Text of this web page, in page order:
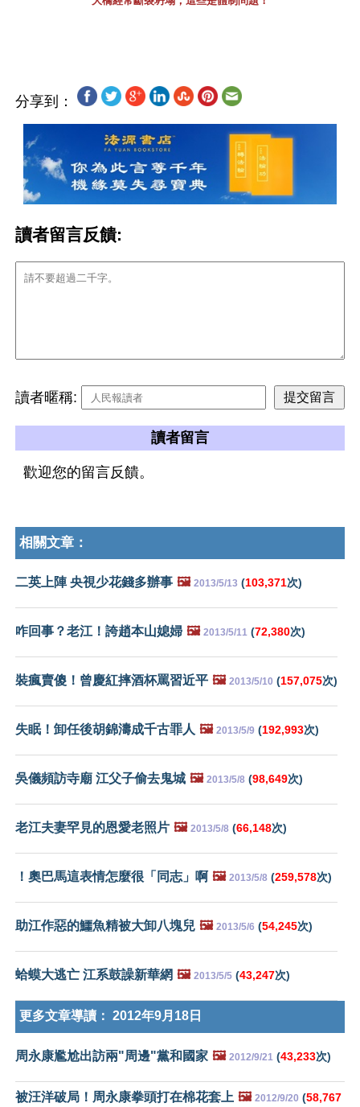
分享到：
讀者留言反饋:
讀者暱稱:
讀者留言
歡迎您的留言反饋。
相關文章：
二英上陣 央視少花錢多辦事 🖼️ 2013/5/13 (103,371次)
咋回事？老江！誇趙本山媳婦 🖼️ 2013/5/11 (72,380次)
裝瘋賣傻！曾慶紅摔酒杯罵習近平 🖼️ 2013/5/10 (157,075次)
失眠！卸任後胡錦濤成千古罪人 🖼️ 2013/5/9 (192,993次)
吳儀頻訪寺廟 江父子偷去鬼城 🖼️ 2013/5/8 (98,649次)
老江夫妻罕見的恩愛老照片 🖼️ 2013/5/8 (66,148次)
！奧巴馬這表情怎麼很「同志」啊 🖼️ 2013/5/8 (259,578次)
助江作惡的鱷魚精被大卸八塊兒 🖼️ 2013/5/6 (54,245次)
蛤蟆大逃亡 江系鼓譟新華網 🖼️ 2013/5/5 (43,247次)
更多文章導讀： 2012年9月18日
周永康尷尬出訪兩"周邊"黨和國家 🖼️ 2012/9/21 (43,233次)
被汪洋破局！周永康拳頭打在棉花套上 🖼️ 2012/9/20 (58,767